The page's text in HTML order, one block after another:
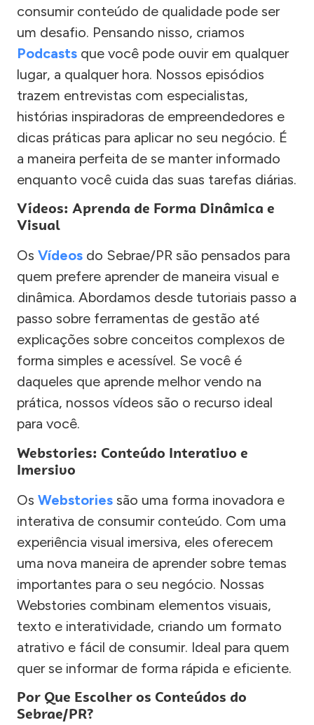
consumir conteúdo de qualidade pode ser
um desafio. Pensando nisso, criamos
Podcasts que você pode ouvir em qualquer
lugar, a qualquer hora. Nossos episódios
trazem entrevistas com especialistas,
histórias inspiradoras de empreendedores e
dicas práticas para aplicar no seu negócio. É
a maneira perfeita de se manter informado
enquanto você cuida das suas tarefas diárias.
Vídeos: Aprenda de Forma Dinâmica e
Visual
Os Vídeos do Sebrae/PR são pensados para
quem prefere aprender de maneira visual e
dinâmica. Abordamos desde tutoriais passo a
passo sobre ferramentas de gestão até
explicações sobre conceitos complexos de
forma simples e acessível. Se você é
daqueles que aprende melhor vendo na
prática, nossos vídeos são o recurso ideal
para você.
Webstories: Conteúdo Interativo e
Imersivo
Os Webstories são uma forma inovadora e
interativa de consumir conteúdo. Com uma
experiência visual imersiva, eles oferecem
uma nova maneira de aprender sobre temas
importantes para o seu negócio. Nossas
Webstories combinam elementos visuais,
texto e interatividade, criando um formato
atrativo e fácil de consumir. Ideal para quem
quer se informar de forma rápida e eficiente.
Por Que Escolher os Conteúdos do
Sebrae/PR?